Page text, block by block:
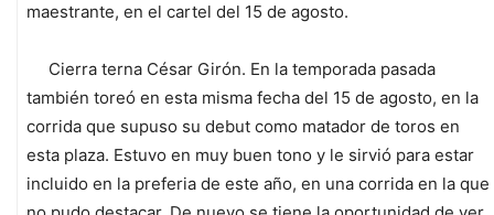
maestrante, en el cartel del 15 de agosto.
Cierra terna César Girón. En la temporada pasada
también toreó en esta misma fecha del 15 de agosto, en la
corrida que supuso su debut como matador de toros en
esta plaza. Estuvo en muy buen tono y le sirvió para estar
incluido en la preferia de este año, en una corrida en la que